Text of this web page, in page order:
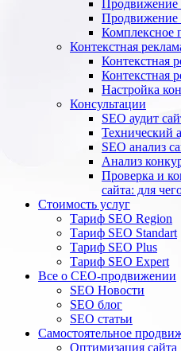
Продвижение
Продвижение
Комплексное
Контекстная
Контекстная
Контекстная
Настройка
Консультации
SEO аудит
Технический
SEO анализ
Анализ
Проверка и
сайта: для
Стоимость услуг
Тариф SEO Region
Тариф SEO Standart
Тариф SEO Plus
Тариф SEO Expert
Все о СЕО-продвижении
SEO Новости
SEO блог
SEO статьи
Самостоятельное
Оптимизация сайта